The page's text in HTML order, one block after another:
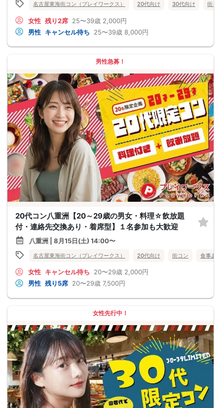
名古屋東海街コン（プレイワークス） 20代向け 30代向け 街コ
女性 残り2席 25〜39歳 2,000円
男性 キャンセル待ち 25〜39歳 8,000円
男性急募！
20代コン八重洲【20～29歳の男女・料理☆飲放題
付・連絡先交換あり・着席型】１名参加も大歓迎
八重洲 | 8月15日(土) 14:00〜
名古屋東海街コン（プレイワークス） 20代向け 街コン 食事あ
女性 キャンセル待ち 20〜29歳 2,000円
男性 残り5席 20〜29歳 7,500円
女性先行中！